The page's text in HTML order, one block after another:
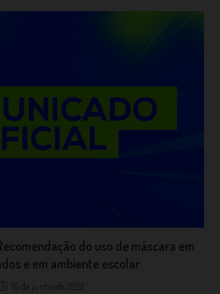
do uso de máscara em
e em ambiente escolar
10 de junho de 2022